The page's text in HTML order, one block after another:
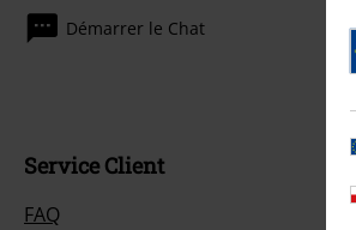
Démarrer le Chat
Service Client
FAQ